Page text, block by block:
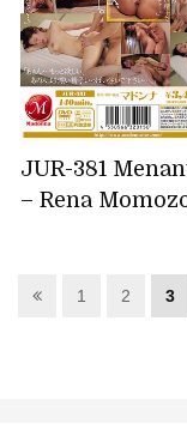
JUR-381
– Rena
1 2 3